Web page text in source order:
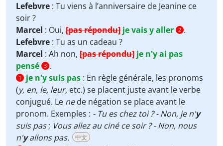
Lefebvre : Tu viens à l’anniversaire de Jeanine ce
soir ?
Marcel : Oui, [pas répondu] je vais y aller 2 .
Lefebvre : Tu as un cadeau ?
Marcel : Ah non, [pas répondu] je n'y ai pas
pensé 3 .
1 je n'y suis pas : En règle générale, les pronoms
(y, en, le, leur, etc.) se placent juste avant le verbe
conjugué. Le nede négation se place avant le
pronom. Exemples : - Tu es chez toi ? - Non, je n'y
suis pas; Vous allez au ciné ce soir ? - Non, nous
n'yallons pas. 中文